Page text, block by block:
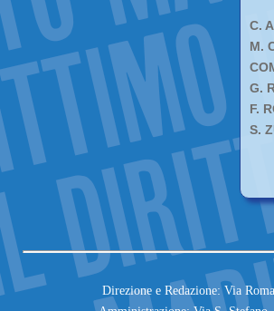
C.
M.
G.
F.
S.
Direzione e Redazione: Via